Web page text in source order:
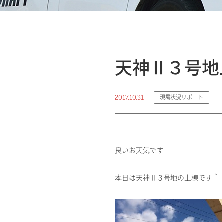
天神Ⅱ３号地
2017.10.31 現場状況リポート
良いお天気です！
本日は天神Ⅱ３号地の上棟です＾